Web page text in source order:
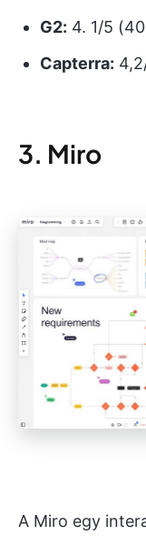
G2: 4. 1/5
Capterra:
3. Miro
A Miro egy